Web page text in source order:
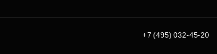
+7 (495) 032-45-20